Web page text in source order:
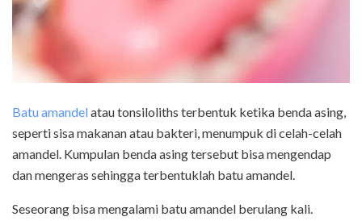
Batu amandelatau tonsiloliths terbentuk ketika benda asing,
seperti sisa makanan atau bakteri, menumpuk di celah-celah
amandel. Kumpulan benda asing tersebut bisa mengendap
dan mengeras sehingga terbentuklah batu amandel.
Seseorang bisa mengalami batu amandel berulang kali.